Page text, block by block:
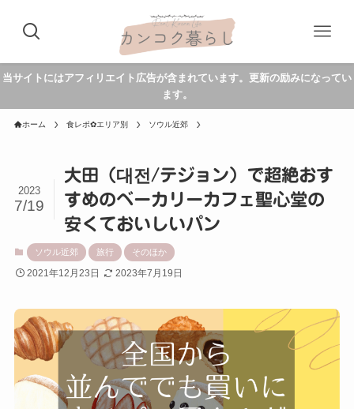
当サイトにはアフィリエイト広告が含まれています。更新の励みになってい
ます。
ホーム 食レポ✿エリア別 ソウル近郊
大田（대전/テジョン）で超絶おす
すめのベーカリーカフェ聖心堂の
安くておいしいパン
2023
7/19
ソウル近郊 旅行 そのほか
2021年12月23日 2023年7月19日